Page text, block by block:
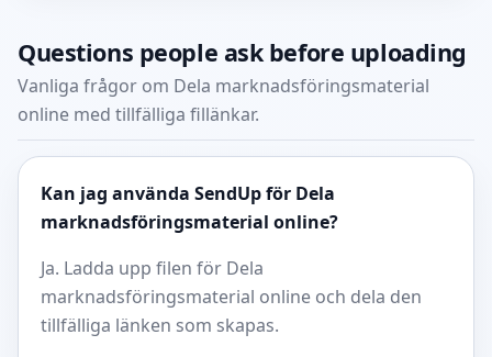
Questions people ask before uploading
Vanliga frågor om Dela marknadsföringsmaterial
online med tillfälliga fillänkar.
Kan jag använda SendUp för Dela
marknadsföringsmaterial online?
Ja. Ladda upp filen för Dela
marknadsföringsmaterial online och dela den
tillfälliga länken som skapas.